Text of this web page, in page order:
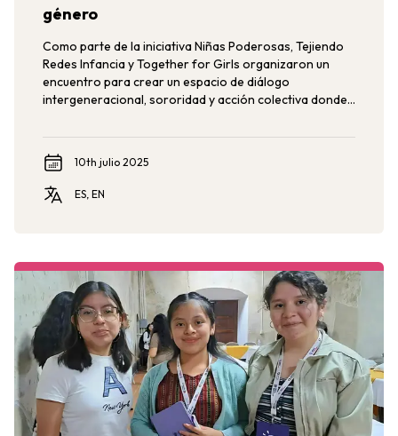
género
Como parte de la iniciativa Niñas Poderosas, Tejiendo
Redes Infancia y Together for Girls organizaron un
encuentro para crear un espacio de diálogo
intergeneracional, sororidad y acción colectiva donde
10th julio 2025
ES, EN